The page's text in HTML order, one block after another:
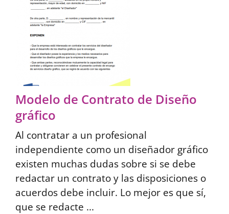
Modelo de Contrato de Diseño
gráfico
Al contratar a un profesional
independiente como un diseñador gráfico
existen muchas dudas sobre si se debe
redactar un contrato y las disposiciones o
acuerdos debe incluir. Lo mejor es que sí,
que se redacte ...